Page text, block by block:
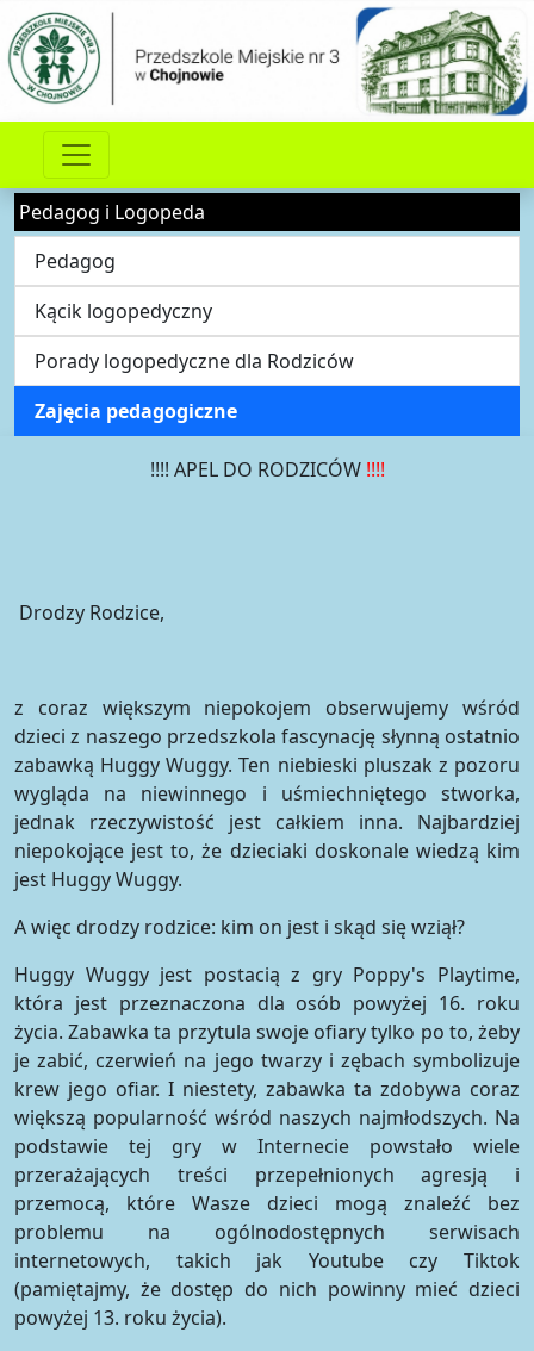
Pedagog i Logopeda
Pedagog
Kącik logopedyczny
Porady logopedyczne dla Rodziców
Zajęcia pedagogiczne
!!!! APEL DO RODZICÓW!!!!
Drodzy Rodzice,
z coraz większym niepokojem obserwujemy wśród
dzieci z naszego przedszkola fascynację słynną ostatnio
zabawką Huggy Wuggy. Ten niebieski pluszak z pozoru
wygląda na niewinnego i uśmiechniętego stworka,
jednak rzeczywistość jest całkiem inna. Najbardziej
niepokojące jest to, że dzieciaki doskonale wiedzą kim
jest Huggy Wuggy.
A więc drodzy rodzice: kim on jest i skąd się wziął?
Huggy Wuggy jest postacią z gry Poppy's Playtime,
która jest przeznaczona dla osób powyżej 16. roku
życia. Zabawka ta przytula swoje ofiary tylko po to, żeby
je zabić, czerwień na jego twarzy i zębach symbolizuje
krew jego ofiar. I niestety, zabawka ta zdobywa coraz
większą popularność wśród naszych najmłodszych. Na
podstawie tej gry w Internecie powstało wiele
przerażających treści przepełnionych agresją i
przemocą, które Wasze dzieci mogą znaleźć bez
problemu na ogólnodostępnych serwisach
internetowych, takich jak Youtube czy Tiktok
(pamiętajmy, że dostęp do nich powinny mieć dzieci
powyżej 13. roku życia).